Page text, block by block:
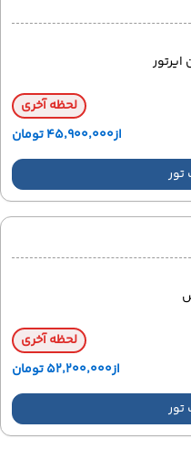
ایرتور
لحظه آخری
از۴۵٬۹۰۰٬۰۰۰ تومان
تور
لحظه آخری
از۵۲٬۲۰۰٬۰۰۰ تومان
تور